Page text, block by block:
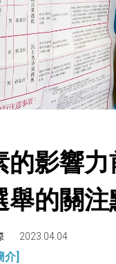
的影響
舉的關注
2023.04.04
介]